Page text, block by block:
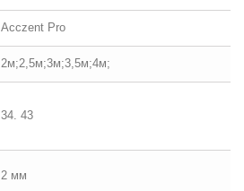
Acczent Pro
2м;2,5м;3м;3,5м;4м;
34. 43
2 мм